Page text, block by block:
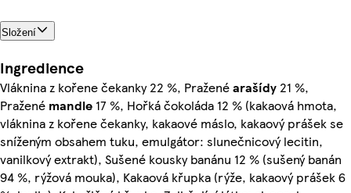
Složení
Ingredience
Vláknina z kořene čekanky 22 %, Praženéarašídy 21 %,
Pražené mandle 17 %, Hořká čokoláda 12 % (kakaová hmota,
vláknina z kořene čekanky, kakaové máslo, kakaový prášek se
sníženým obsahem tuku, emulgátor: slunečnicový lecitin,
vanilkový extrakt), Sušené kousky banánu 12 % (sušený banán
94 %, rýžová mouka), Kakaová křupka (rýže, kakaový prášek 6